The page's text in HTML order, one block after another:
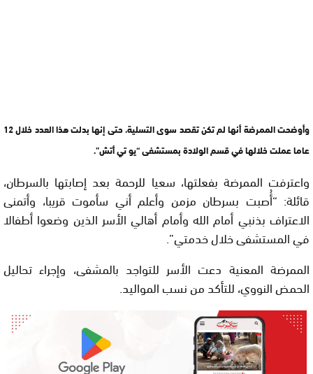
وأوضحت الممرضة أنها لم تكن تقصد سوى التسلية، حتى إنها بدلت هذا العدد خلال 12
عاما عملت خلالها في قسم الولادة بمستشفى “يو تي أتش”.
واعترفت الممرضة بفعلتها، سعيا للرحمة بعد إصابتها بالسرطان،
قائلة: “أُصبت بسرطان مزمن وأعلم أني سأموت قريبا، وأتمنى
الاعتراف بذنبي أمام الله وأمام أهالي الأسر الذين وضعوا أطفالا
في المستشفى خلال خدمتي”.
الممرضة المعنية دعت الأسر للتواجد بالمشفى، وإجراء تحاليل
الحمض النووي، للتأكد من نسب المواليد.